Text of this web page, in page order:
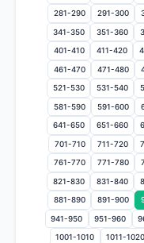
281-290 291-300
341-350 351-360
401-410 411-420
461-470 471-480
521-530 531-540
581-590 591-600
641-650 651-660
701-710 711-720
761-770 771-780
821-830 831-840
881-890 891-900
941-950 951-960
1001-1010 1011-1020